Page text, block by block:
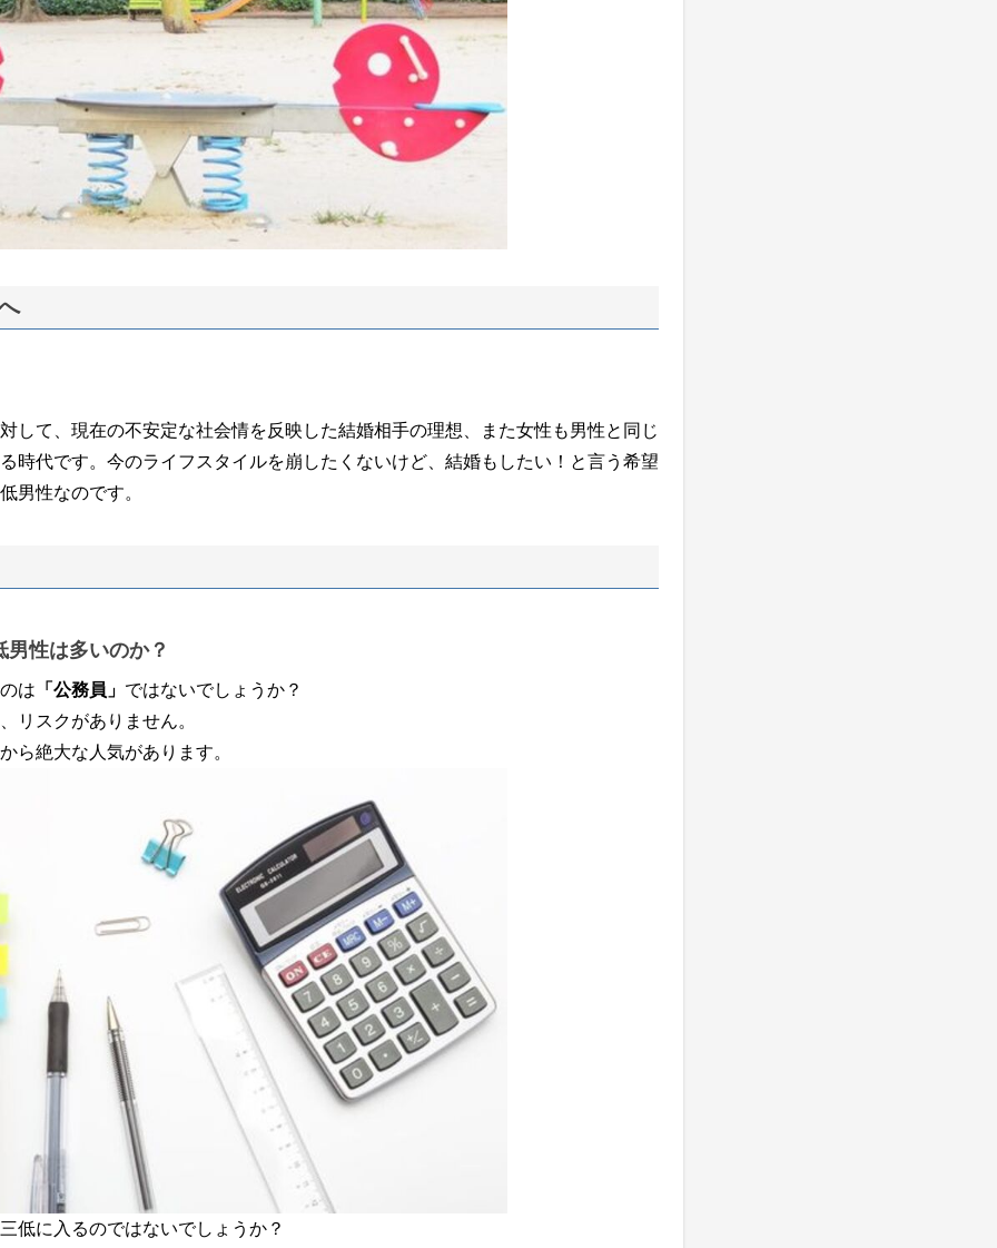
して、現在の不安定な社会情を反映した結婚相手の理想、また女性も男性と同じ
時代です。今のライフスタイルを崩したくないけど、結婚もしたい！と言う希望
男性なのです。
性は多いのか？
は 「公務員」 ではないでしょうか？
リスクがありません。
ら絶大な人気があります。
低に入るのではないでしょうか？